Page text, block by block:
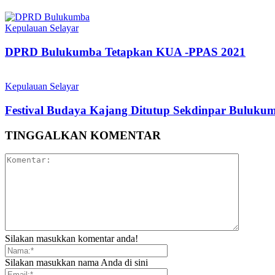
Kepulauan Selayar
DPRD Bulukumba Tetapkan KUA -PPAS 2021
Kepulauan Selayar
Festival Budaya Kajang Ditutup Sekdinpar
TINGGALKAN KOMENTAR
Silakan masukkan komentar anda!
Silakan masukkan nama Anda di sini